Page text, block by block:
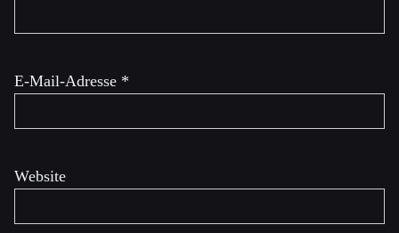
E-Mail-Adresse *
Website